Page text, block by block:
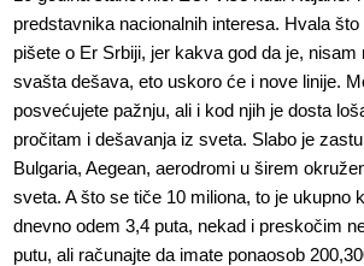
predstavnika nacionalnih interesa. Hvala
pišete o Er Srbiji, jer kakva god da je, nisam
svašta dešava, eto uskoro će i nove linije.
posvećujete pažnju, ali i kod njih je dosta
pročitam i dešavanja iz sveta. Slabo je
Bulgaria, Aegean, aerodromi u širem
sveta. A što se tiče 10 miliona, to je ukupno
dnevno odem 3,4 puta, nekad i preskočim
putu, ali računajte da imate ponaosob